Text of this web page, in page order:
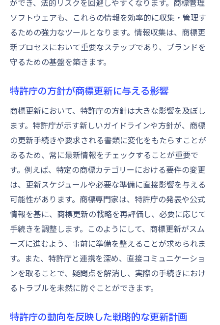
ができ、法的リスクを回避しやすくなります。商標管理
ソフトウェアも、これらの情報を効率的に収集・管理す
るための強力なツールとなります。情報収集は、商標更
新プロセスにおいて重要なステップであり、ブランドを
守るための基盤を築きます。
特許庁の方針が商標更新に与える影響
商標更新において、特許庁の方針は大きな影響を及ぼし
ます。特許庁が示す新しいガイドラインや方針が、商標
の更新手続きや要求される書類に変化をもたらすことが
あるため、常に最新情報をチェックすることが重要で
す。例えば、特定の商標カテゴリーにおける要件の変更
は、更新スケジュールや必要な準備に直接影響を与える
可能性があります。商標専門家は、特許庁の発表や公式
情報を基に、商標更新の戦略を再評価し、必要に応じて
手続きを調整します。このようにして、商標更新がスム
ーズに進むよう、事前に準備を整えることが求められま
す。また、特許庁と連携を深め、直接コミュニケーショ
ンを取ることで、疑問点を解消し、実際の手続きにおけ
るトラブルを未然に防ぐことができます。
特許庁の動向を反映した戦略的な更新計画